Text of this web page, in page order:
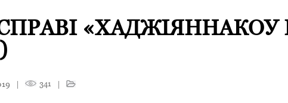
«ХАДЖІЯННАКОУ
| 341 |